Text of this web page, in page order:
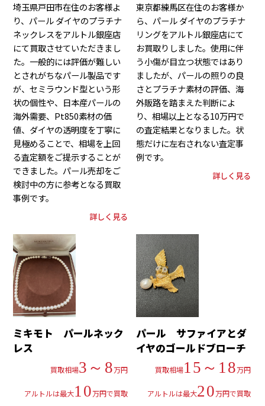
埼玉県戸田市在住のお客様よ
り、パール ダイヤのプラチナ
ネックレスをアルトル銀座店
にて買取させていただきまし
た。一般的には評価が難しい
とされがちなパール製品です
が、セミラウンド型という形
状の個性や、日本産パールの
海外需要、Pt850素材の価
値、ダイヤの透明度を丁寧に
見極めることで、相場を上回
る査定額をご提示することが
できました。パール売却をご
検討中の方に参考となる買取
事例です。
詳しく見る
東京都練馬区在住のお客様か
ら、パール ダイヤのプラチナ
リングをアルトル銀座店にて
お買取りしました。使用に伴
う小傷が目立つ状態ではあり
ましたが、パールの照りの良
さとプラチナ素材の評価、海
外販路を踏まえた判断によ
り、相場以上となる10万円で
の査定結果となりました。状
態だけに左右されない査定事
例です。
詳しく見る
ミキモト パールネック
レス
買取相場3～8万円
アルトルは最大10万円で買取
パール サファイアとダ
イヤのゴールドブローチ
買取相場15～18万円
アルトルは最大20万円で買取